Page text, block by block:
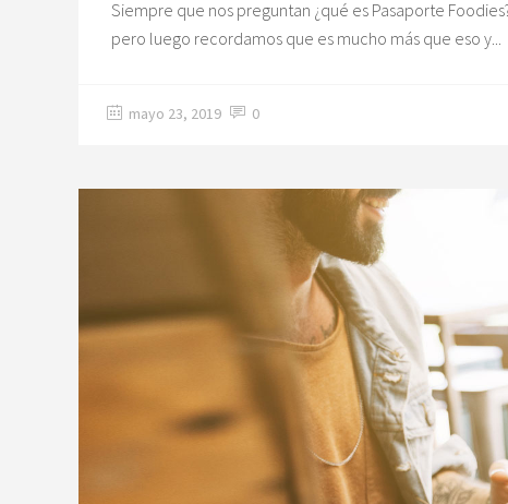
Siempre que nos preguntan ¿qué es Pasaporte
pero luego recordamos que es mucho más que eso y
mayo 23, 2019 0